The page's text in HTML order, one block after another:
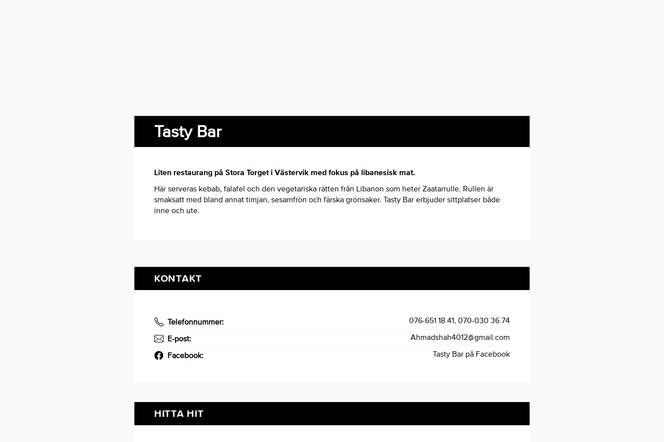
Tasty Bar
Liten restaurang på Stora Torget i Västervik med fokus på libanesisk mat.
Här serveras kebab, falafel och den vegetariska rätten från Libanon som heter Zaatarrulle. Rullen är
smaksatt med bland annat timjan, sesamfrön och färska grönsaker. Tasty Bar erbjuder sittplatser både
inne och ute.
KONTAKT
Telefonnummer: 076-651 18 41, 070-030 36 74
E-post: Ahmadshah4012@gmail.com
Facebook: Tasty Bar på Facebook
HITTA HIT